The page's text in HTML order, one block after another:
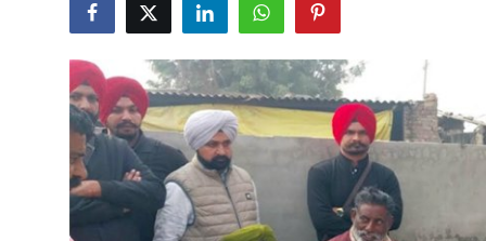
ਬਦਲੀਆ ਅਤੇ ਨਿਯੁਕਤੀਆਂ
ਮਨੋਰੰਜਨ
ਜੀਵਨ ਸ਼ੈਲੀ
English Website